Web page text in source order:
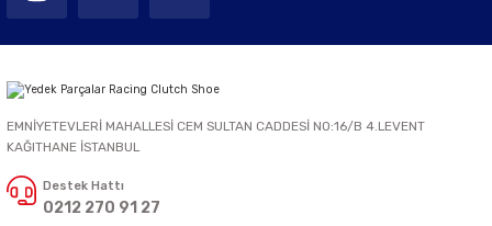
EMNİYETEVLERİ MAHALLESİ CEM SULTAN CADDESİ NO:16/B 4.LEVENT
KAĞITHANE İSTANBUL
Destek Hattı
0212 270 91 27